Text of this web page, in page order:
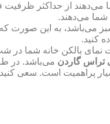
می‌دهند از حداکثر ظرفیت
شما می‌دهند.
می‌باشد، به این صورت
کنید.
نمای بالکن خانه شما
تراس گاردن می‌باشد. در
پراهمیت است. سعی